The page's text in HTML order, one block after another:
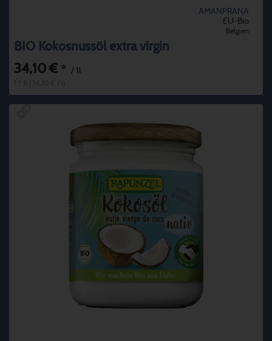
AMANPRANA
EU-Bio
Belgien
BIO Kokosnussöl extra virgin
34,10 € * / 1l